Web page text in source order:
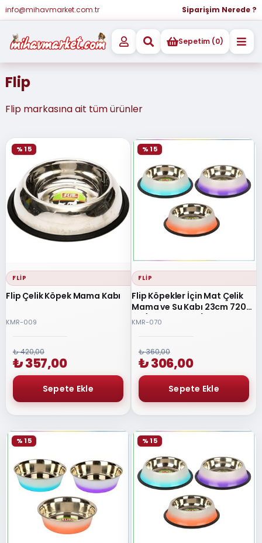
info@mihavmarket.com.tr Siparişim Nerede ?
Sepetim (0)
Flip
Flip markasına ait tüm ürünler
FLIP
Flip Çelik Köpek Mama Kabı
KMR-009
% 15
₺ 420,00
₺ 357,00
FLIP
Flip Köpekler İçin Mat Çelik
Mama ve Su Kabı 23cm 720
ml (Karışık Renkli)
KMR-070
% 15
₺ 360,00
₺ 306,00
% 15 % 15